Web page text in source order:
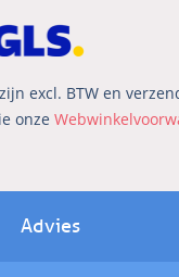
excl. BTW en
onze
Advies